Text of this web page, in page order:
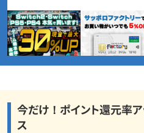
「ネットオフ」ゲ
ームソフト買取
350ポイント
サッポロファク
リーカードセゾ
2,800ポイント
今だけ！ポイント還元率ア
ス